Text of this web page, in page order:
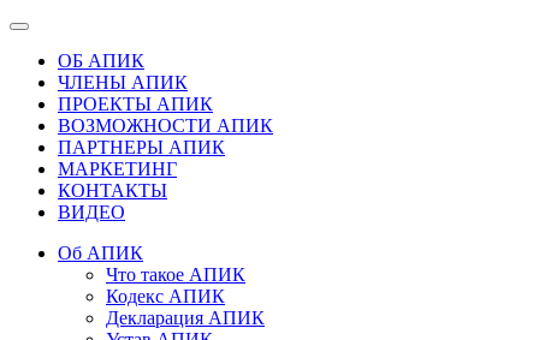
ОБ АПИК
ЧЛЕНЫ АПИК
ПРОЕКТЫ АПИК
ВОЗМОЖНОСТИ АПИК
ПАРТНЕРЫ АПИК
МАРКЕТИНГ
КОНТАКТЫ
ВИДЕО
Об АПИК
Что такое АПИК
Кодекс АПИК
Декларация АПИК